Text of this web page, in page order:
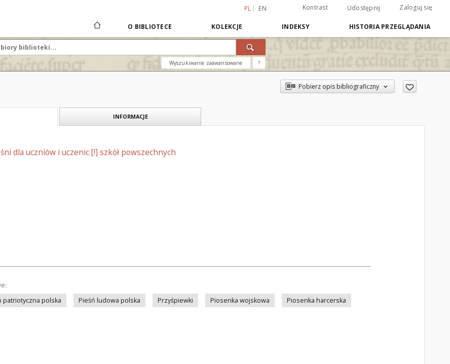
PL EN Kontrast Udostępnij Zaloguj się
O BIBLIOTECE KOLEKCJE INDEKSY HISTORIA PRZEGLĄDANIA
Wyszukiwanie zaawansowane ?
Pobierz opis bibliograficzny
INFORMACJE
dla uczniów i uczenic [!] szkół powszechnych
patriotyczna polska Pieśń ludowa polska Przyśpiewki Piosenka wojskowa Piosenka harcerska